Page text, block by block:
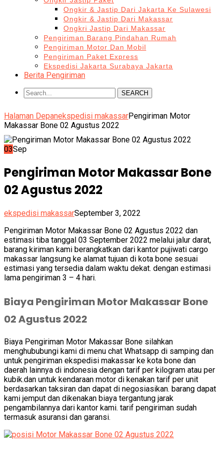
Ongkir & Jastip Dari Jakarta Ke Sulawesi
Ongkir & Jastip Dari Makassar
Ongkri Jastip Dari Makassar
Pengiriman Barang Pindahan Rumah
Pengiriman Motor Dan Mobil
Pengiriman Paket Express
Ekspedisi Jakarta Surabaya Jakarta
Berita Pengiriman
SEARCH
Halaman Depanekspedisi makassarPengiriman Motor
Makassar Bone 02 Agustus 2022
03Sep
Pengiriman Motor Makassar Bone
02 Agustus 2022
ekspedisi makassarSeptember 3, 2022
Pengiriman Motor Makassar Bone 02 Agustus 2022 dan
estimasi tiba tanggal 03 September 2022 melalui jalur darat,
barang kiriman kami berangkatkan dari kantor pujiwati cargo
makassar langsung ke alamat tujuan di kota bone sesuai
estimasi yang tersedia dalam waktu dekat. dengan estimasi
lama pengiriman 3 – 4 hari.
Biaya Pengiriman Motor Makassar Bone
02 Agustus 2022
Biaya Pengiriman Motor Makassar Bone silahkan
menghububungi kami di menu chat Whatsapp di samping dan
untuk pengiriman ekspedisi makassar ke kota bone dan
daerah lainnya di indonesia dengan tarif per kilogram atau per
kubik.dan untuk kendaraan motor di kenakan tarif per unit
berdasarkan taksiran dan dapat di negosiasikan. barang dapat
kami jemput dan dikenakan biaya tergantung jarak
pengambilannya dari kantor kami. tarif pengiriman sudah
termasuk asuransi dan garansi.